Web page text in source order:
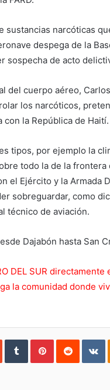
sustancias narcóticas
despega de la
sospecha de acto
del cuerpo aéreo,
los narcóticos,
la República de Haití.
tipos, por ejemplo la
todo la de la
el Ejército y la Armada
sobreguardar, como
técnico de aviación.
Dajabón hasta San
DEL SUR directamente
la comunidad donde
StumbleUpon
TumblrPinterestReddit